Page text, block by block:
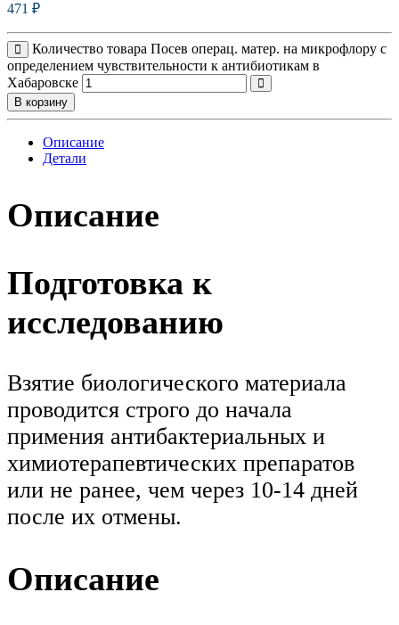
471 ₽
Количество товара Посев операц. матер. на микрофлору с
определением чувcтвительности к антибиотикам в
Хабаровске
В корзину
Описание
Детали
Описание
Подготовка к
исследованию
Взятие биологического материала
проводится строго до начала
примения антибактериальных и
химиотерапевтических препаратов
или не ранее, чем через 10-14 дней
после их отмены.
Описание